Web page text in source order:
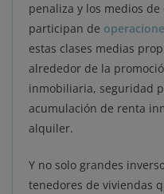
penaliza y los medios
participan de
estas clases medias
alrededor de la
inmobiliaria, seguridad
acumulación de renta
alquiler.
Y no solo grandes
tenedores de viviendas